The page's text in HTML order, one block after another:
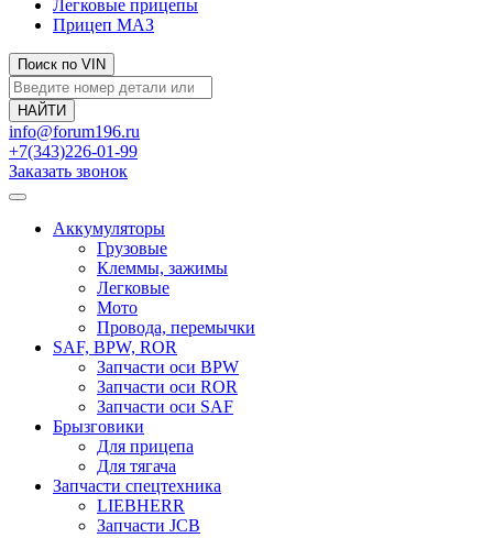
Легковые прицепы
Прицеп МАЗ
Поиск по VIN
info@forum196.ru
+7(343)226-01-99
Заказать звонок
Аккумуляторы
Грузовые
Клеммы, зажимы
Легковые
Мото
Провода, перемычки
SAF, BPW, ROR
Запчасти оси BPW
Запчасти оси ROR
Запчасти оси SAF
Брызговики
Для прицепа
Для тягача
Запчасти спецтехника
LIEBHERR
Запчасти JCB